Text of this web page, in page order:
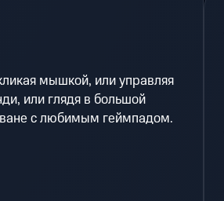
мышкой, или управляя
или глядя в большой
с любимым геймпадом.